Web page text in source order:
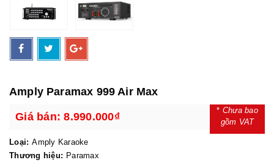
Amply Paramax 999 Air Max
Giá bán:8.990.000₫
* Chưa bao
gồm VAT
Loại: Amply Karaoke
Thương hiệu: Paramax